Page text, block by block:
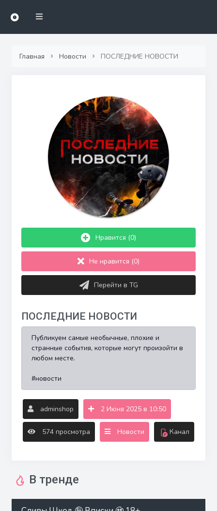
Главная Новости ПОСЛЕДНИЕ НОВОСТИ
Нравится (0)
Не нравится (0)
Перейти в TG
ПОСЛЕДНИЕ НОВОСТИ
Публикуем самые необычные, плохие и
странные события, которые могут произойти в
любом месте.
#новости
adminshop 2 Июня 2025 в 10:50
574 просмотра Новости Канал
В тренде